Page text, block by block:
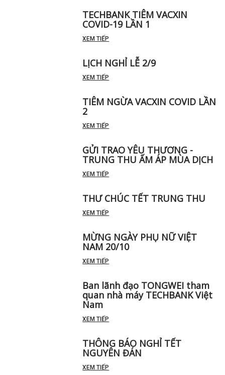
TECHBANK TIÊM VACXIN
COVID-19 LẦN 1
XEM TIẾP
LỊCH NGHỈ LỄ 2/9
XEM TIẾP
TIÊM NGỪA VACXIN COVID LẦN
2
XEM TIẾP
GỬI TRAO YÊU THƯƠNG -
TRUNG THU ẤM ÁP MÙA DỊCH
XEM TIẾP
THƯ CHÚC TẾT TRUNG THU
XEM TIẾP
MỪNG NGÀY PHỤ NỮ VIỆT
NAM 20/10
XEM TIẾP
Ban lãnh đạo TONGWEI tham
quan nhà máy TECHBANK Việt
Nam
XEM TIẾP
THÔNG BÁO NGHỈ TẾT
NGUYÊN ĐÁN
XEM TIẾP